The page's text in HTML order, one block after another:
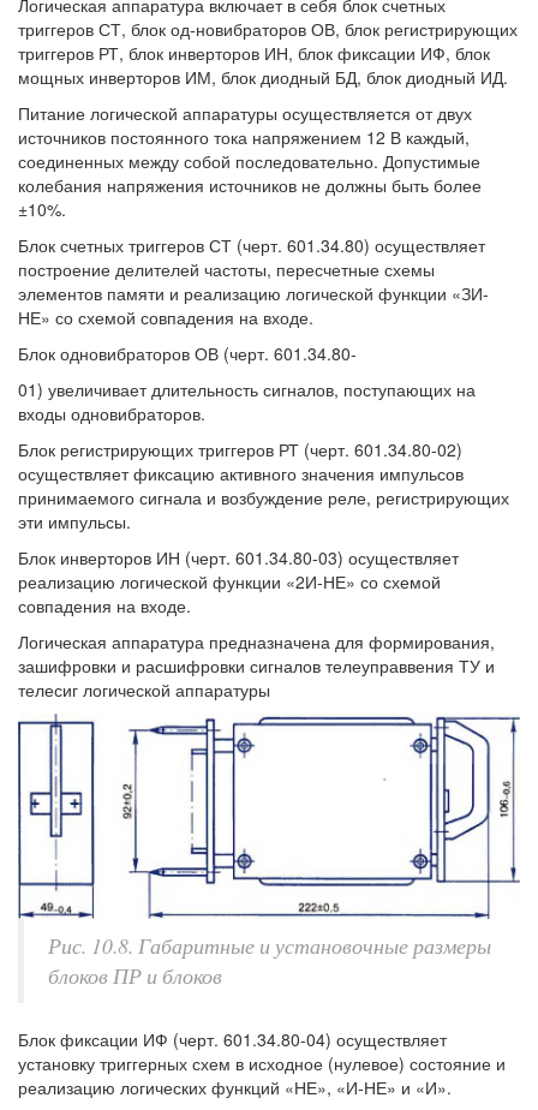
Логическая аппаратура включает в себя блок счетных
триггеров СТ, блок од-новибраторов ОВ, блок регистрирующих
триггеров РТ, блок инверторов ИН, блок фиксации ИФ, блок
мощных инверторов ИМ, блок диодный БД, блок диодный ИД.
Питание логической аппаратуры осуществляется от двух
источников постоянного тока напряжением 12 В каждый,
соединенных между собой последовательно. Допустимые
колебания напряжения источников не должны быть более
±10%.
Блок счетных триггеров СТ (черт. 601.34.80) осуществляет
построение делителей частоты, пересчетные схемы
элементов памяти и реализацию логической функции «ЗИ-
НЕ» со схемой совпадения на входе.
Блок одновибраторов ОВ (черт. 601.34.80-
01) увеличивает длительность сигналов, поступающих на
входы одновибраторов.
Блок регистрирующих триггеров РТ (черт. 601.34.80-02)
осуществляет фиксацию активного значения импульсов
принимаемого сигнала и возбуждение реле, регистрирующих
эти импульсы.
Блок инверторов ИН (черт. 601.34.80-03) осуществляет
реализацию логической функции «2И-НЕ» со схемой
совпадения на входе.
Логическая аппаратура предназначена для формирования,
зашифровки и расшифровки сигналов телеуправвения ТУ и
телесиг логической аппаратуры
Рис. 10.8. Габаритные и установочные размеры
блоков ПР и блоков
Блок фиксации ИФ (черт. 601.34.80-04) осуществляет
установку триггерных схем в исходное (нулевое) состояние и
реализацию логических функций «НЕ», «И-НЕ» и «И».